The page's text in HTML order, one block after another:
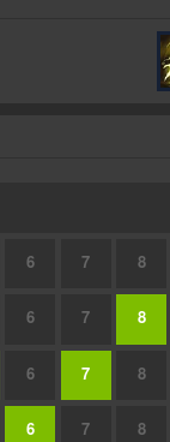
6 7 8
6 7 8
6 7 8
6 7 8